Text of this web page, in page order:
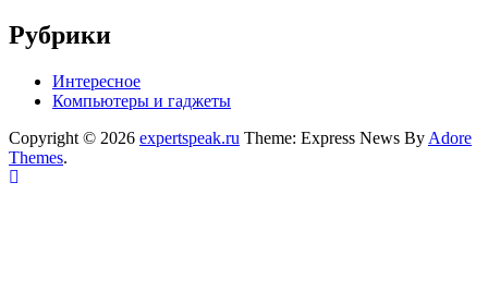
Рубрики
Интересное
Компьютеры и гаджеты
Copyright © 2026 expertspeak.ru Theme: Express News By Adore
Themes.